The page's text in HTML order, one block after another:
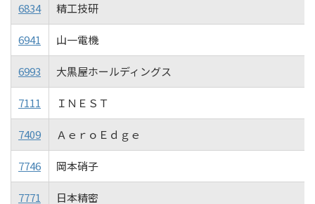
6834 精工技研
6941 山一電機
6993 大黒屋ホールディングス
7111 ＩＮＥＳＴ
7409 ＡｅｒｏＥｄｇｅ
7746 岡本硝子
7771 日本精密